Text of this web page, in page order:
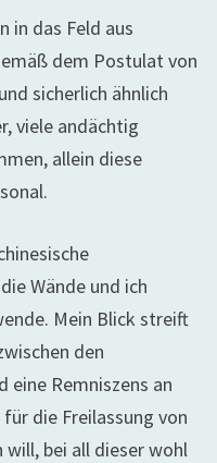
in das Feld aus
dem Postulat von
sicherlich ähnlich
viele andächtig
allein diese
Wände und ich
Mein Blick streift
den
eine Remniszens an
die Freilassung von
will, bei all dieser wohl